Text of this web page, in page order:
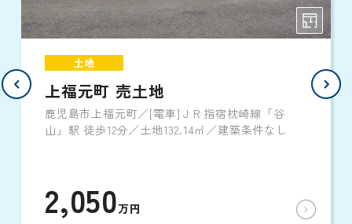
土地
上福元町 売土地
鹿児島市上福元町／[電車]ＪＲ指宿枕崎線「谷
山」駅 徒歩12分／土地132.14㎡／建築条件なし
2,050万円